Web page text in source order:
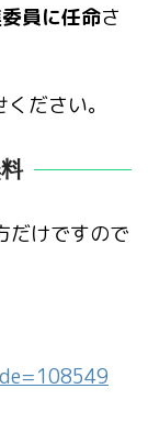
員に任命さ
ださい。
だけですので